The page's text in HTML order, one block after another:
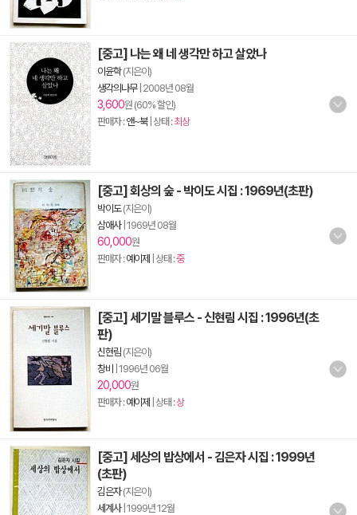
[중고] 나는 왜 네 생각만 하고 살았나
이윤학(지은이)
생각의나무| 2008년 08월
3,600원 (60% 할인)
판매자 :앤~북| 상태 :최상
[중고] 회상의 숲 - 박이도 시집 : 1969년(초판)
박이도(지은이)
삼애사| 1969년 08월
60,000원
판매자 :예이제 | 상태 :중
[중고] 세기말 블루스 - 신현림 시집 : 1996년(초
판)
신현림 (지은이)
창비
1996년 06월
20,000원
판매자 :예이제 | 상태 :상
[중고] 세상의 밥상에서 - 김은자 시집 : 1999년
(초판)
김은자(지은이)
세계사| 1999년 12월